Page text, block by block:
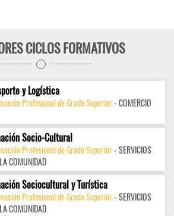
CICLOS FORMATIVOS
y Logística
Profesional de Grado Superior- COMERCIO
Socio-Cultural
Profesional de Grado Superior- SERVICIOS
COMUNIDAD
Sociocultural y Turística
Profesional de Grado Superior- SERVICIOS
COMUNIDAD